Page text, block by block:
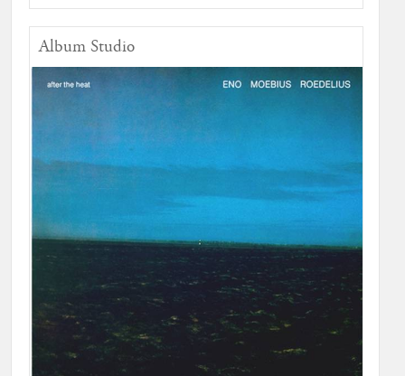
Album Studio